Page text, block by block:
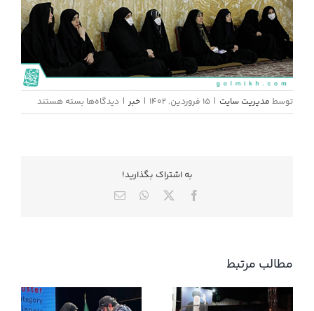
توسط مدیریت سایت | 15 فروردین, 1402 | خبر | دیدگاه‌ها برای
دیدار
بسته هستند
به اشتراك بگذاريد!
Facebook
X
WhatsApp
ایمیل
مطالب مرتبط